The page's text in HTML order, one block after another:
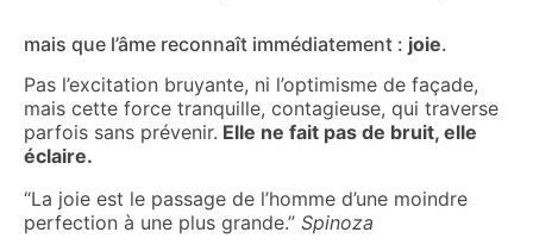
mais que l’âme reconnaît immédiatement : joie.
Pas l’excitation bruyante, ni l’optimisme de façade,
mais cette force tranquille, contagieuse, qui traverse
parfois sans prévenir. Elle ne fait pas de bruit, elle
éclaire.
“La joie est le passage de l’homme d’une moindre
perfection à une plus grande.” Spinoza